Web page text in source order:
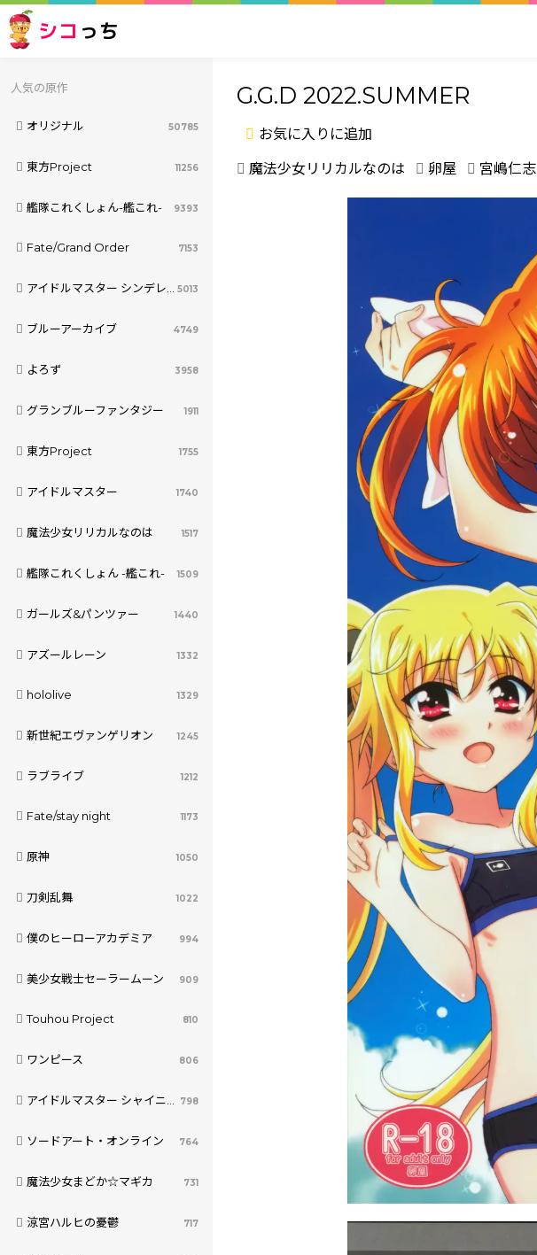
シコ っち
人気の原作
オリジナル 50785
東方Project 11256
艦隊これくしょん-艦これ- 9393
Fate/Grand Order 7153
アイドルマスター シンデレラガールズ 5013
ブルーアーカイブ 4749
よろず 3958
グランブルーファンタジー 1911
東方Project 1755
アイドルマスター 1740
魔法少女リリカルなのは 1517
艦隊これくしょん -艦これ- 1509
ガールズ&パンツァー 1440
アズールレーン 1332
hololive 1329
新世紀エヴァンゲリオン 1245
ラブライブ 1212
Fate/stay night 1173
原神 1050
刀剣乱舞 1022
僕のヒーローアカデミア 994
美少女戦士セーラームーン 909
Touhou Project 810
ワンピース 806
アイドルマスター シャイニーカラーズ 798
ソードアート・オンライン 764
魔法少女まどか☆マギカ 731
涼宮ハルヒの憂鬱 717
G.G.D 2022.SUMMER
お気に入りに追加
魔法少女リリカルなのは 卵屋 宮嶋仁志